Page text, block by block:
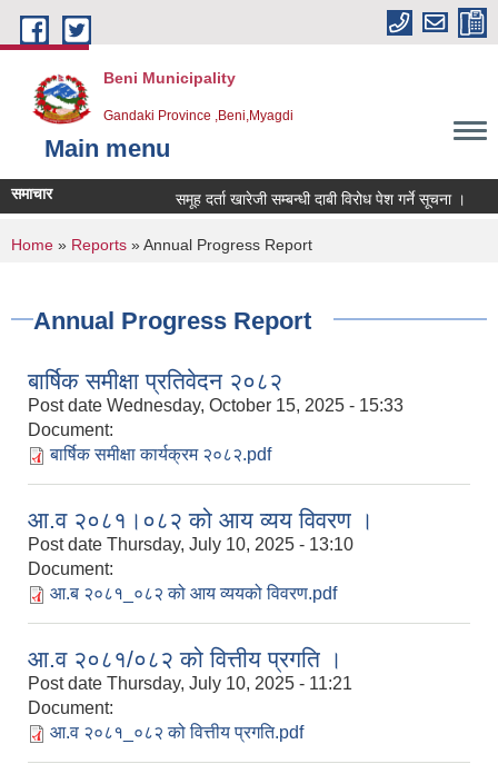
Skip to main content
Beni Municipality
Gandaki Province ,Beni,Myagdi
Main menu
समाचार समूह दर्ता खारेजी सम्बन्धी दाबी विरोध पेश गर्ने सूचना ।
You are here
Home » Reports » Annual Progress Report
Annual Progress Report
बार्षिक समीक्षा प्रतिवेदन २०८२
Post date Wednesday, October 15, 2025 - 15:33
Document:
बार्षिक समीक्षा कार्यक्रम २०८२.pdf
आ.व २०८१।०८२ को आय व्यय विवरण ।
Post date Thursday, July 10, 2025 - 13:10
Document:
आ.ब २०८१_०८२ को आय व्ययको विवरण.pdf
आ.व २०८१/०८२ को वित्तीय प्रगति ।
Post date Thursday, July 10, 2025 - 11:21
Document:
आ.व २०८१_०८२ को वित्तीय प्रगति.pdf